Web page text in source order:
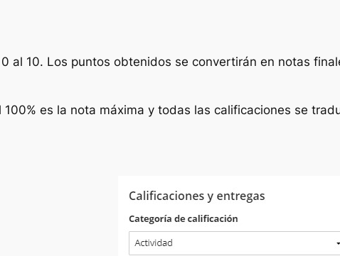
al 10. Los puntos obtenidos se convertirán en notas
es la nota máxima y todas las calificaciones se